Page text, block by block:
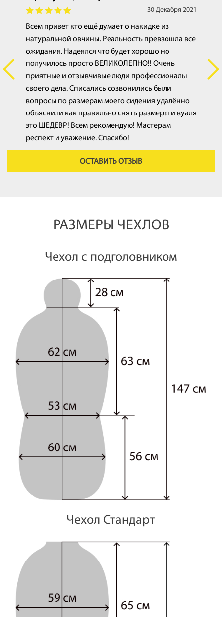
30 Декабря 2021
Всем привет кто ещё думает о накидке из
натуральной овчины. Реальность превзошла все
ожидания. Надеялся что будет хорошо но
получилось просто ВЕЛИКОЛЕПНО!! Очень
приятные и отзывчивые люди профессионалы
своего дела. Списались созвонились были
вопросы по размерам моего сидения удалённо
объяснили как правильно снять размеры и вуаля
это ШЕДЕВР! Всем рекомендую! Мастерам
респект и уважение. Спасибо!
ОСТАВИТЬ ОТЗЫВ
РАЗМЕРЫ ЧЕХЛОВ
Чехол с подголовником
Чехол Стандарт